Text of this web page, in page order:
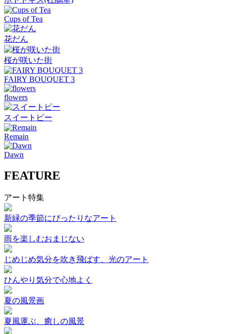
Cups of Tea
花だん
桜が咲いた街
FAIRY BOUQUET 3
flowers
スイートピー
Remain
Dawn
FEATURE
アート特集
新緑の季節にぴったりなアート
雨を楽しむおまじない
じめじめ気分を吹き飛ばす、光のアート
ひんやり気分で心地よく
夏の風景画
夏風運ぶ、癒しの風景